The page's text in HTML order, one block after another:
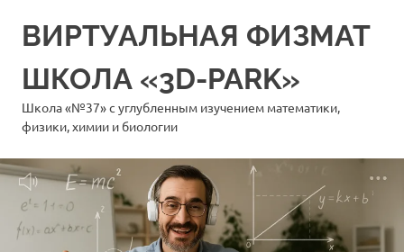
ВИРТУАЛЬНАЯ ФИЗМАТ
ШКОЛА «3D-PARK»
Школа «№37» с углубленным изучением математики,
физики, химии и биологии